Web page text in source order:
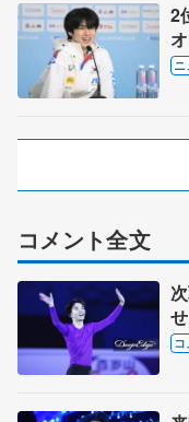
2
コメント全文